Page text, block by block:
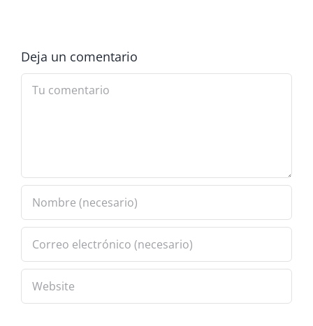
Deja un comentario
Comment